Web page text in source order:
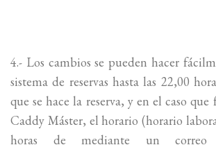
4.- Los cambios se pueden hacer
sistema de reservas hasta las 22,00
que se hace la reserva, y en el caso que
Caddy Máster, el horario (horario
horas de mediante un correo